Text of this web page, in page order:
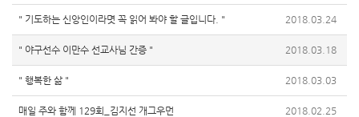
" 기도하는 신앙인이라몃 꼭 읽어 봐야 할 글입니다. " 2018.03.24
" 야구선수 이만수 선교사님 간증 " 2018.03.18
" 행복한 삶 " 2018.03.03
매일 주와 함께 129회_김지선 개그우먼 2018.02.25